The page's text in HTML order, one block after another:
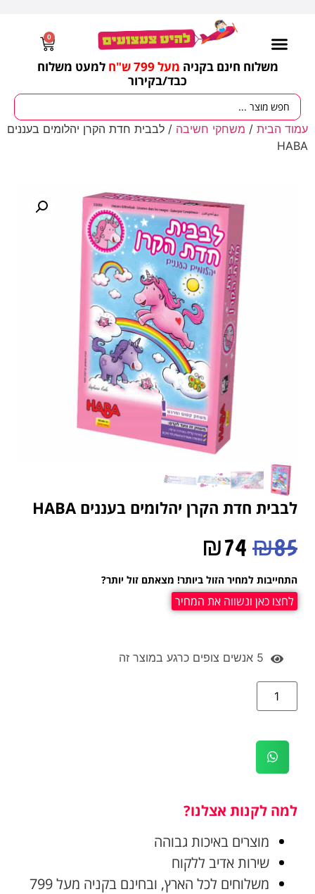
משלוח חינם בקניה מעל 799 ש"ח
למעט משלוח
כבד/בקירור
0
עמוד הבית / משחקי חשיבה / לבבית חדת הקרן יהלומים בעננים
HABA
לבבית חדת הקרן יהלומים בעננים HABA
₪85
₪74
התחייבות למחיר הזול ביותר! מצאתם זול יותר?
לחצו כאן ונשווה את המחיר
5 אנשים צופים כרגע במוצר זה
למה לקנות אצלנו?
מוצרים באיכות גבוהה
שירות אדיב ללקוח
משלוחים לכל הארץ, ובחינם בקניה מעל 799